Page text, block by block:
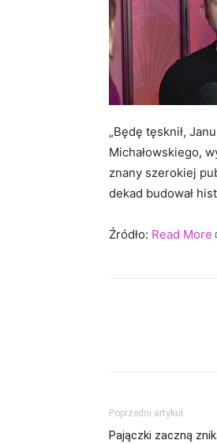
„Będę tęsknił,
Michałowskiego,
znany szerokiej
dekad budował
Źródło: Read More
Poprzedni artykuł
Pajączki zaczną